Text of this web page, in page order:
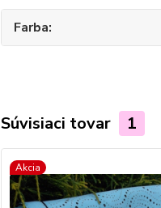
Farba
Súvisiaci tovar 1
Akcia